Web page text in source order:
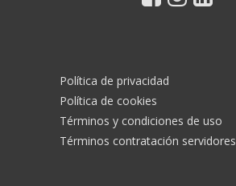
Política de privacidad
Política de cookies
Términos y condiciones de uso
Términos contratación servidores